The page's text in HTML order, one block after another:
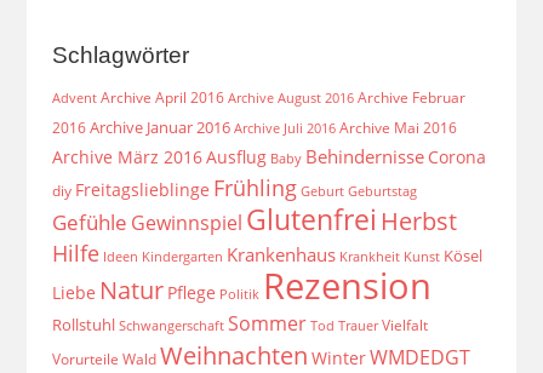
Schlagwörter
Advent Archive April 2016 Archive August 2016 Archive Februar
2016 Archive Januar 2016 Archive Juli 2016 Archive Mai 2016
Archive März 2016Ausflug Baby Behindernisse Corona
diy Freitagslieblinge Frühling Geburt Geburtstag
Gefühle Gewinnspiel Glutenfrei Herbst
Hilfe Ideen Kindergarten Krankenhaus Krankheit Kunst Kösel
Liebe Natur Pflege Politik Rezension
Rollstuhl Schwangerschaft Sommer Tod Trauer Vielfalt
Vorurteile Wald Weihnachten WinterWMDEDGT